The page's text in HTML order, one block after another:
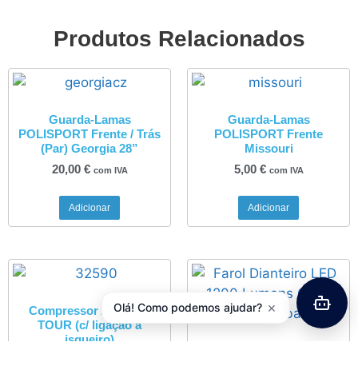
Produtos Relacionados
Guarda-Lamas
POLISPORT Frente / Trás
(Par) Georgia 28”
20,00 € com IVA
Adicionar
Guarda-Lamas
POLISPORT Frente
Missouri
5,00 € com IVA
Adicionar
Compressor AirMan®
TOUR (c/ ligação a
isqueiro)
Olá! Como podemos ajudar? ×